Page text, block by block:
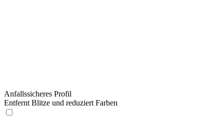
Anfallssicheres Profil
Entfernt Blitze und reduziert Farben